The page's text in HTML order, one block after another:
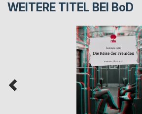
WEITERE TITEL BEI BoD